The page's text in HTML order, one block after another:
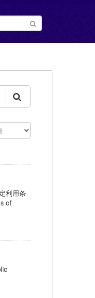
利用条
of